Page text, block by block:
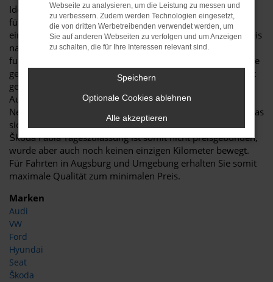
Ideen muss man haben! Eine Škoda Fabia Tageszulassung
für Augsburg ist eine clevere Möglichkeit, um gleichzeitig
einen Neuwagen zu fahren, hierfür aber lediglich einen Preis
nahe dem Gebrauchtwagenniveau zu zahlen. Dies
funktioniert dank eines Tricks, der in der Automobilbranche
gerne praktiziert wird: eine Škoda Fabia Tageszulassung ist
genau genommen ein klassischer Neuwagen. Viele
Automobilhändler sind jedoch in den Rabatten für
Neufahrzeuge an die Vorgaben der Hersteller gebunden, was
sich durch das Zulassen für einen Tag umgehen lässt. Eine
Škoda Fabia Tageszulassung ist somit nicht preisgebunden,
wurde aber auch noch keinen einzigen Kilometer bewegt.
Für Fahrten in Augsburg und Umgebung erhalten Sie somit
maximale Qualität zum minimalen Preis.
Marken
Audi
VW
Ford
Hyundai
Seat
Škoda
Webseite zu analysieren, um die Leistung zu messen und
zu verbessern. Zudem werden Technologien eingesetzt,
die von dritten Werbetreibenden verwendet werden, um
Sie auf anderen Webseiten zu verfolgen und um Anzeigen
zu schalten, die für Ihre Interessen relevant sind.
Speichern
Optionale Cookies ablehnen
Alle akzeptieren